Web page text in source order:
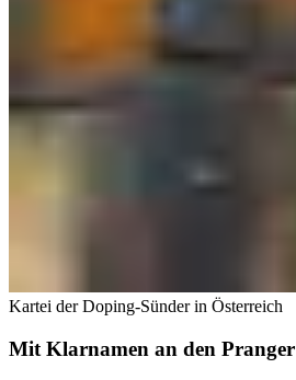
Kartei der Doping-Sünder in Österreich
Mit Klarnamen an den Pranger